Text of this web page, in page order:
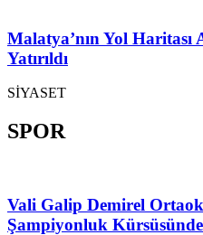
Malatya’nın Yol Haritası
Yatırıldı
SİYASET
SPOR
Vali Galip Demirel
Şampiyonluk